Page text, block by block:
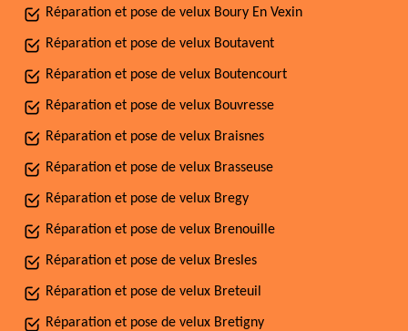
Réparation et pose de velux Boury En Vexin
Réparation et pose de velux Boutavent
Réparation et pose de velux Boutencourt
Réparation et pose de velux Bouvresse
Réparation et pose de velux Braisnes
Réparation et pose de velux Brasseuse
Réparation et pose de velux Bregy
Réparation et pose de velux Brenouille
Réparation et pose de velux Bresles
Réparation et pose de velux Breteuil
Réparation et pose de velux Bretigny